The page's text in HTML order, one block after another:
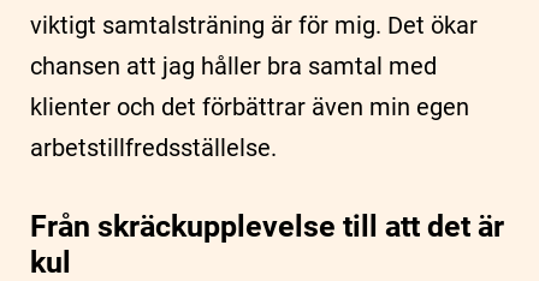
viktigt samtalsträning är för mig. Det ökar
chansen att jag håller bra samtal med
klienter och det förbättrar även min egen
arbetstillfredsställelse.
Från skräckupplevelse till att det är
kul